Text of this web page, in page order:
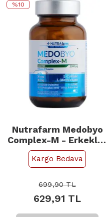
%10
Nutrafarm Medobyo
Complex-M - Erkekler
İçin Takviye Edici Gıda
60 Kapsül
Kargo Bedava
699,90TL
629,91 TL